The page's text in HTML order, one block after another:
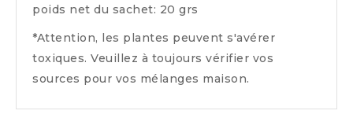
poids net du sachet: 20 grs
*Attention, les plantes peuvent s'avérer
toxiques. Veuillez à toujours vérifier vos
sources pour vos mélanges maison.